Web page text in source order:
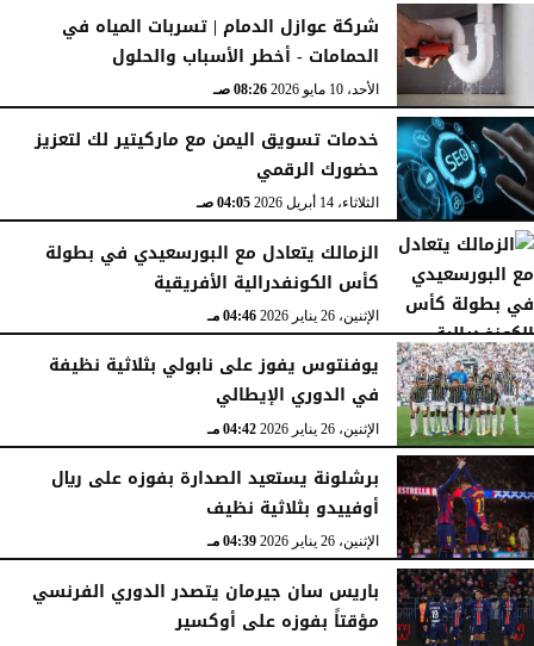
شركة عوازل الدمام | تسربات المياه في
الحمامات - أخطر الأسباب والحلول
الأحد، 10 مايو 2026 08:26 صـ
خدمات تسويق اليمن مع ماركيتير لك لتعزيز
حضورك الرقمي
الثلاثاء، 14 أبريل 2026 04:05 صـ
الزمالك يتعادل مع البورسعيدي في بطولة
كأس الكونفدرالية الأفريقية
الإثنين، 26 يناير 2026 04:46 مـ
يوفنتوس يفوز على نابولي بثلاثية نظيفة
في الدوري الإيطالي
الإثنين، 26 يناير 2026 04:42 مـ
برشلونة يستعيد الصدارة بفوزه على ريال
أوفييدو بثلاثية نظيف
الإثنين، 26 يناير 2026 04:39 مـ
باريس سان جيرمان يتصدر الدوري الفرنسي
مؤقتاً بفوزه على أوكسير